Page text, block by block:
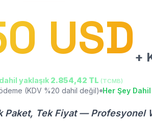
USD +
yaklaşık 2.854,42 TL (TCMB)
ödeme (KDV %20 dahil değil) Her Şey Dahil
Paket, Tek Fiyat — Profesyonel